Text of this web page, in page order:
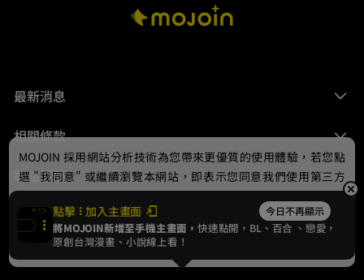
最新消息
相關條款
聯絡我們
© 2024 gamania Digital Entertainment Co., Ltd.
點擊 加入主畫面 今日不再顯示
將MOJOIN新增至手機主畫面，快速點開，BL、 百合 、戀愛，
原創台灣漫畫、小說線上看！
MOJOIN 採用網站分析技術為您帶來更優質的使用體驗，若您點
選 "我同意" 或繼續瀏覽本網站，即表示您同意我們使用第三方
Cookie，欲瞭解更多資訊請見隱私權政策。
我同意